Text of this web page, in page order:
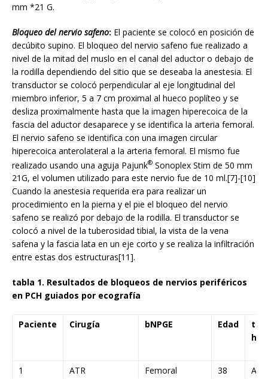
mm *21 G.
Bloqueo del nervio safeno: El paciente se colocó en posición de
decúbito supino. El bloqueo del nervio safeno fue realizado a
nivel de la mitad del muslo en el canal del aductor o debajo de
la rodilla dependiendo del sitio que se deseaba la anestesia. El
transductor se colocó perpendicular al eje longitudinal del
miembro inferior, 5 a 7 cm proximal al hueco poplíteo y se
desliza proximalmente hasta que la imagen hiperecoica de la
fascia del aductor desaparece y se identifica la arteria femoral.
El nervio safeno se identifica con una imagen circular
hiperecoica anterolateral a la arteria femoral. El mismo fue
realizado usando una aguja Pajunk® Sonoplex Stim de 50 mm
21G, el volumen utilizado para este nervio fue de 10 ml.[7]-[10]
Cuando la anestesia requerida era para realizar un
procedimiento en la pierna y el pie el bloqueo del nervio
safeno se realizó por debajo de la rodilla. El transductor se
colocó a nivel de la tuberosidad tibial, la vista de la vena
safena y la fascia lata en un eje corto y se realiza la infiltración
entre estas dos estructuras[11].
tabla 1. Resultados de bloqueos de nervios periféricos
en PCH guiados por ecografía
Paciente Cirugía bNPGE Edad
1 ATR Femoral 38
A